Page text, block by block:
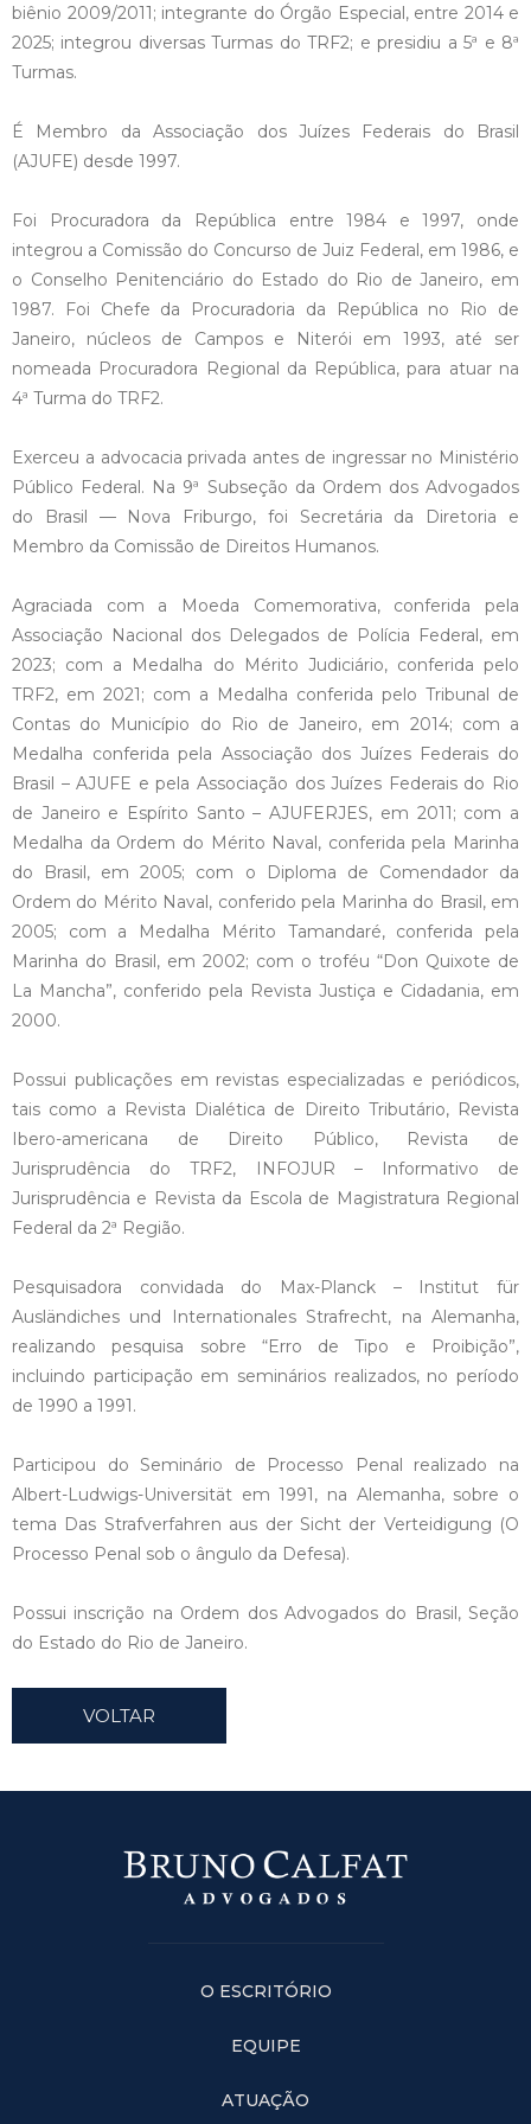
biênio 2009/2011; integrante do Órgão Especial, entre 2014 e
2025; integrou diversas Turmas do TRF2; e presidiu a 5ª e 8ª
Turmas.
É Membro da Associação dos Juízes Federais do Brasil
(AJUFE) desde 1997.
Foi Procuradora da República entre 1984 e 1997, onde
integrou a Comissão do Concurso de Juiz Federal, em 1986, e
o Conselho Penitenciário do Estado do Rio de Janeiro, em
1987. Foi Chefe da Procuradoria da República no Rio de
Janeiro, núcleos de Campos e Niterói em 1993, até ser
nomeada Procuradora Regional da República, para atuar na
4ª Turma do TRF2.
Exerceu a advocacia privada antes de ingressar no Ministério
Público Federal. Na 9ª Subseção da Ordem dos Advogados
do Brasil — Nova Friburgo, foi Secretária da Diretoria e
Membro da Comissão de Direitos Humanos.
Agraciada com a Moeda Comemorativa, conferida pela
Associação Nacional dos Delegados de Polícia Federal, em
2023; com a Medalha do Mérito Judiciário, conferida pelo
TRF2, em 2021; com a Medalha conferida pelo Tribunal de
Contas do Município do Rio de Janeiro, em 2014; com a
Medalha conferida pela Associação dos Juízes Federais do
Brasil – AJUFE e pela Associação dos Juízes Federais do Rio
de Janeiro e Espírito Santo – AJUFERJES, em 2011; com a
Medalha da Ordem do Mérito Naval, conferida pela Marinha
do Brasil, em 2005; com o Diploma de Comendador da
Ordem do Mérito Naval, conferido pela Marinha do Brasil, em
2005; com a Medalha Mérito Tamandaré, conferida pela
Marinha do Brasil, em 2002; com o troféu “Don Quixote de
La Mancha”, conferido pela Revista Justiça e Cidadania, em
2000.
Possui publicações em revistas especializadas e periódicos,
tais como a Revista Dialética de Direito Tributário, Revista
Ibero-americana de Direito Público, Revista de
Jurisprudência do TRF2, INFOJUR – Informativo de
Jurisprudência e Revista da Escola de Magistratura Regional
Federal da 2ª Região.
Pesquisadora convidada do Max-Planck – Institut für
Ausländiches und Internationales Strafrecht, na Alemanha,
realizando pesquisa sobre “Erro de Tipo e Proibição”,
incluindo participação em seminários realizados, no período
de 1990 a 1991.
Participou do Seminário de Processo Penal realizado na
Albert-Ludwigs-Universität em 1991, na Alemanha, sobre o
tema Das Strafverfahren aus der Sicht der Verteidigung (O
Processo Penal sob o ângulo da Defesa).
Possui inscrição na Ordem dos Advogados do Brasil, Seção
do Estado do Rio de Janeiro.
VOLTAR
O ESCRITÓRIO
EQUIPE
ATUAÇÃO